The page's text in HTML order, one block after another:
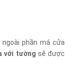
phần má cửa
với tường sẽ được